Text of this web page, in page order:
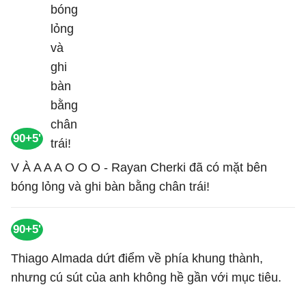
90+5'
V À A A A O O O - Rayan Cherki đã có mặt bên
bóng lỏng và ghi bàn bằng chân trái!
90+5'
Thiago Almada dứt điểm về phía khung thành,
nhưng cú sút của anh không hề gần với mục tiêu.